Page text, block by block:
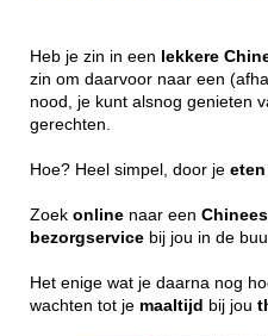
Heb je zin in een lekkere
zin om daarvoor naar een
nood, je kunt alsnog genieten
gerechten.
Hoe? Heel simpel, door je eten
Zoek online naar een Chinees
bezorgservice bij jou in de
Het enige wat je daarna nog
wachten tot je maaltijd bij jou